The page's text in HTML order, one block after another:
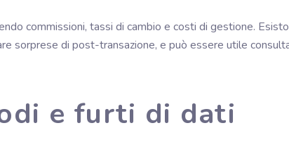
commissioni, tassi di cambio e costi di gestione.
sorprese di post-transazione, e può essere utile
e furti di dati